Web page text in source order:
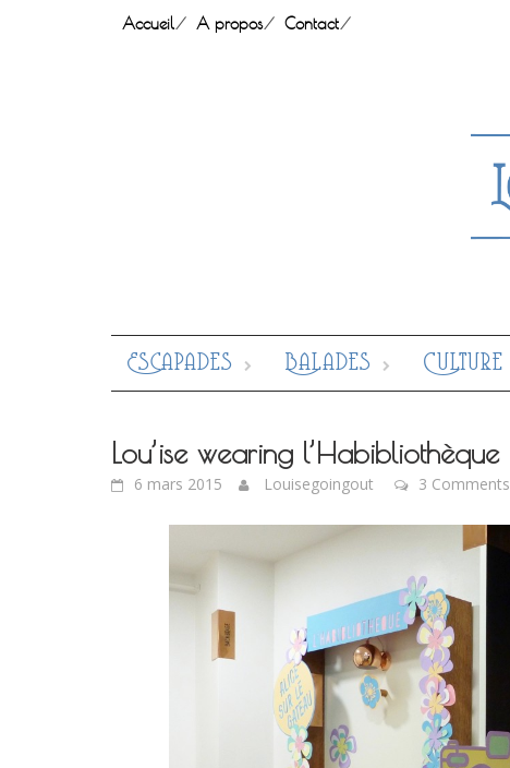
Accueil A propos Contact
Escapades Balades Culture
Lou’ise wearing l’Habibliothèque
6 mars 2015 Louisegoingout 3 Comments